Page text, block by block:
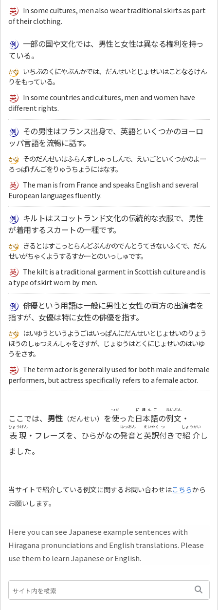
In some cultures, men also wear traditional skirts as part
of their clothing.
一部の国や文化では、男性と女性は異なる権利を持っ
ている。
いちぶのくにやぶんかでは、だんせいとじょせいはことなるけん
りをもっている。
In some countries and cultures, men and women have
different rights.
その男性はフランス出身で、英語といくつかのヨーロ
ッパ言語を流暢に話す。
そのだんせいはふらんすしゅっしんで、えいごといくつかのよー
ろっぱげんごをりゅうちょうにはなす。
The man is from France and speaks English and several
European languages fluently.
キルトはスコットランド文化の伝統的な衣服で、男性
が着用するスカートの一種です。
きるとはすこっとらんどぶんかのでんとうてきないふくで、だん
せいがちゃくようするすかーとのいっしゅです。
The kilt is a traditional garment in Scottish culture and is
a type of skirt worn by men.
俳優という用語は一般に男性と女性の両方の出演者を
指すが、女優は特に女性の俳優を指す。
はいゆうというようごはいっぱんにだんせいとじょせいのりょう
ほうのしゅつえんしゃをさすが、じょゆうはとくにじょせいのはいゆ
うをさす。
The term actor is generally used for both male and female
performers, but actress specifically refers to a female actor.
ここでは、 男性 （だんせい） を使
つか
った日本語
にほんご
の例文
れいぶん
・
表現
ひょうげん
・フレーズを、ひらがなの発音
はつおん
と英訳
えいやく
付
つ
きで紹介
しょうかい
し
ました。
当サイトで紹介している例文に関するお問い合わせはこちらから
お願いします。
Here you can see Japanese example sentences with
Hiragana pronunciations and English translations. Please
use them to learn Japanese or English.